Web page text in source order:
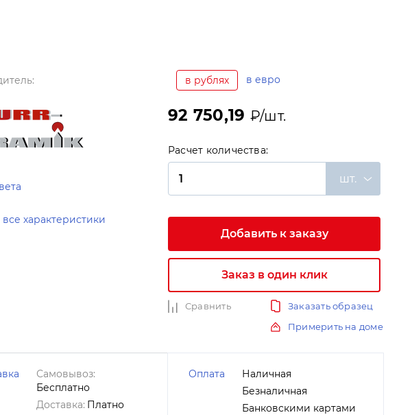
характеристики
в рублях в евро
92 750,19 ₽/шт.
Расчет количества:
шт.
Добавить к заказу
Заказ в один клик
Сравнить
Заказать образец
Примерить на доме
Самовывоз:
Бесплатно
Доставка: Платно
Оплата
Наличная
Безналичная
Банковскими картами